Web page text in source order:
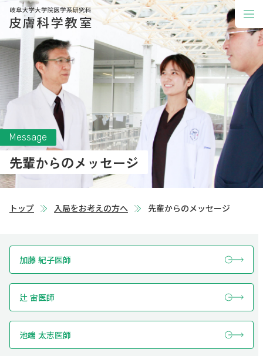
Message
先輩からのメッセージ
トップ 入局をお考えの方へ 先輩からのメッセージ
加藤 紀子医師
辻 宙医師
池端 太志医師